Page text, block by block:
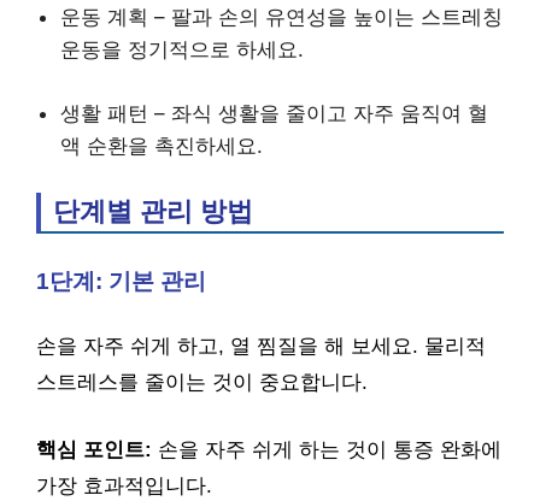
운동 계획 – 팔과 손의 유연성을 높이는 스트레칭
운동을 정기적으로 하세요.
생활 패턴 – 좌식 생활을 줄이고 자주 움직여 혈
액 순환을 촉진하세요.
단계별 관리 방법
1단계: 기본 관리
손을 자주 쉬게 하고, 열 찜질을 해 보세요. 물리적
스트레스를 줄이는 것이 중요합니다.
핵심 포인트: 손을 자주 쉬게 하는 것이 통증 완화에
가장 효과적입니다.